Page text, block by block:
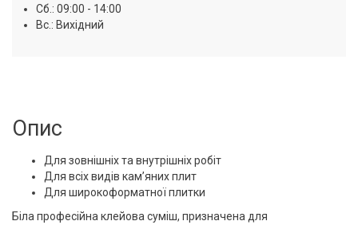
Сб.: 09:00 - 14:00
Вс.: Вихідний
Опис
Для зовнішніх та внутрішніх робіт
Для всіх видів кам’яних плит
Для широкоформатної плитки
Біла професійна клейова суміш, призначена для